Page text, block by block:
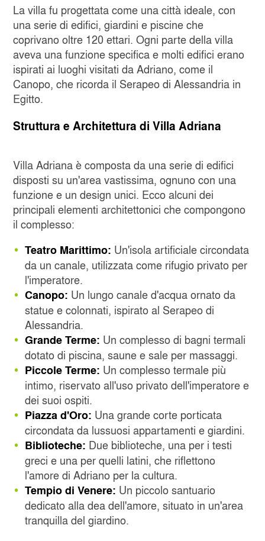
La villa fu progettata come una città ideale, con
una serie di edifici, giardini e piscine che
coprivano oltre 120 ettari. Ogni parte della villa
aveva una funzione specifica e molti edifici erano
ispirati ai luoghi visitati da Adriano, come il
Canopo, che ricorda il Serapeo di Alessandria in
Egitto.
Struttura e Architettura di Villa Adriana
Villa Adriana è composta da una serie di edifici
disposti su un'area vastissima, ognuno con una
funzione e un design unici. Ecco alcuni dei
principali elementi architettonici che compongono
il complesso:
Teatro Marittimo: Un'isola artificiale circondata
da un canale, utilizzata come rifugio privato per
l'imperatore.
Canopo: Un lungo canale d'acqua ornato da
statue e colonnati, ispirato al Serapeo di
Alessandria.
Grande Terme: Un complesso di bagni termali
dotato di piscina, saune e sale per massaggi.
Piccole Terme: Un complesso termale più
intimo, riservato all'uso privato dell'imperatore e
dei suoi ospiti.
Piazza d'Oro: Una grande corte porticata
circondata da lussuosi appartamenti e giardini.
Biblioteche: Due biblioteche, una per i testi
greci e una per quelli latini, che riflettono
l'amore di Adriano per la cultura.
Tempio di Venere: Un piccolo santuario
dedicato alla dea dell'amore, situato in un'area
tranquilla del giardino.